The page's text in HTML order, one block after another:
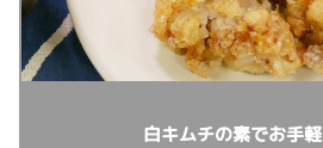
白キムチの素でお手